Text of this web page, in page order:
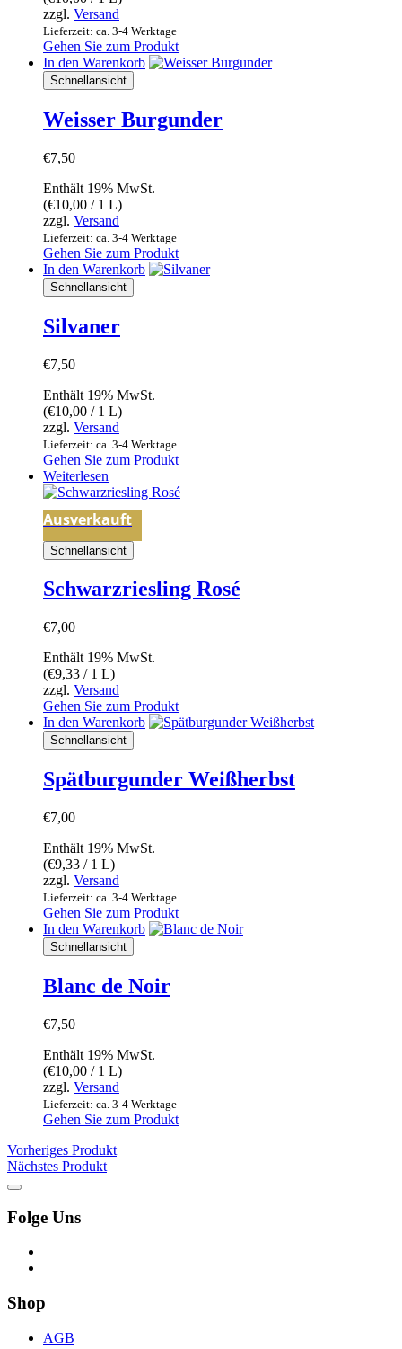
zzgl. Versand
Lieferzeit: ca. 3-4 Werktage
Gehen Sie zum Produkt
In den Warenkorb
Schnellansicht
Weisser Burgunder
€7,50
Enthält 19% MwSt.
(€10,00 / 1 L)
zzgl. Versand
Lieferzeit: ca. 3-4 Werktage
Gehen Sie zum Produkt
In den Warenkorb
Schnellansicht
Silvaner
€7,50
Enthält 19% MwSt.
(€10,00 / 1 L)
zzgl. Versand
Lieferzeit: ca. 3-4 Werktage
Gehen Sie zum Produkt
Weiterlesen
Ausverkauft
Schnellansicht
Schwarzriesling Rosé
€7,00
Enthält 19% MwSt.
(€9,33 / 1 L)
zzgl. Versand
Gehen Sie zum Produkt
In den Warenkorb
Schnellansicht
Spätburgunder Weißherbst
€7,00
Enthält 19% MwSt.
(€9,33 / 1 L)
zzgl. Versand
Lieferzeit: ca. 3-4 Werktage
Gehen Sie zum Produkt
In den Warenkorb
Schnellansicht
Blanc de Noir
€7,50
Enthält 19% MwSt.
(€10,00 / 1 L)
zzgl. Versand
Lieferzeit: ca. 3-4 Werktage
Gehen Sie zum Produkt
Vorheriges Produkt
Nächstes Produkt
Folge Uns
Shop
AGB